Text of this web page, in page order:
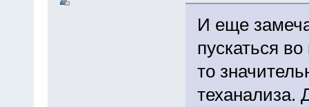
И еще
пускаться
то
теханализа.